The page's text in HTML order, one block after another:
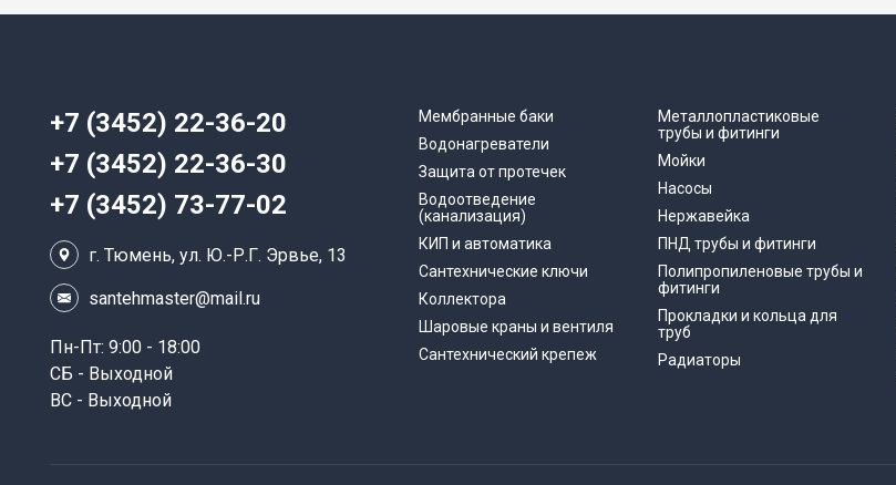
+7 (3452) 22-36-20
+7 (3452) 22-36-30
+7 (3452) 73-77-02
г. Тюмень, ул. Ю.-Р.Г. Эрвье, 13
santehmaster@mail.ru
Пн-Пт: 9:00 - 18:00
СБ - Выходной
ВС - Выходной
Мембранные баки
Водонагреватели
Защита от протечек
Водоотведение
(канализация)
КИП и автоматика
Сантехнические ключи
Коллектора
Шаровые краны и вентиля
Сантехнический крепеж
Металлопластиковые
трубы и фитинги
Мойки
Насосы
Нержавейка
ПНД трубы и фитинги
Полипропиленовые трубы и
фитинги
Прокладки и кольца для
труб
Радиаторы